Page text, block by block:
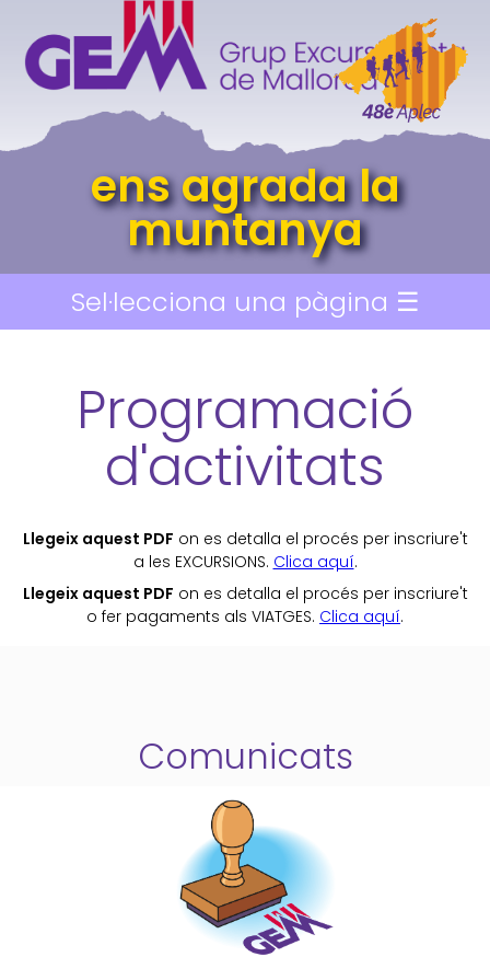
ens agrada la
muntanya
Sel·lecciona una pàgina ☰
Programació
d'activitats
Llegeix aquest PDF on es detalla el procés per inscriure't
a les EXCURSIONS. Clica aquí.
Llegeix aquest PDF on es detalla el procés per inscriure't
o fer pagaments als VIATGES. Clica aquí.
Comunicats